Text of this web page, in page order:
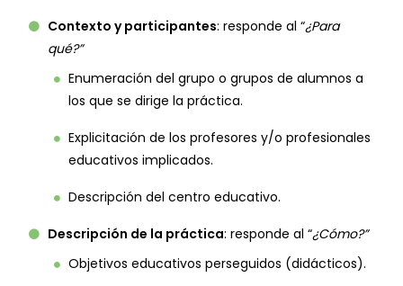
Contexto y participantes: responde al “¿Para
qué?”
Enumeración del grupo o grupos de alumnos a
los que se dirige la práctica.
Explicitación de los profesores y/o profesionales
educativos implicados.
Descripción del centro educativo.
Descripción de la práctica: responde al “¿Cómo?”
Objetivos educativos perseguidos (didácticos).